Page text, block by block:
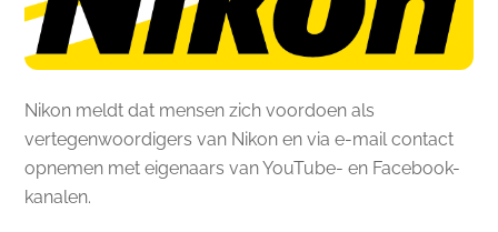
Nikon meldt dat mensen zich voordoen als
vertegenwoordigers van Nikon en via e-mail contact
opnemen met eigenaars van YouTube- en Facebook-
kanalen.